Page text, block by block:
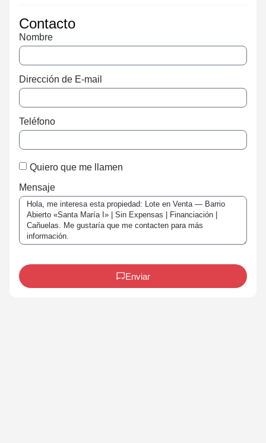
Contacto
Nombre
Dirección de E-mail
Teléfono
Quiero que me llamen
Mensaje
Enviar